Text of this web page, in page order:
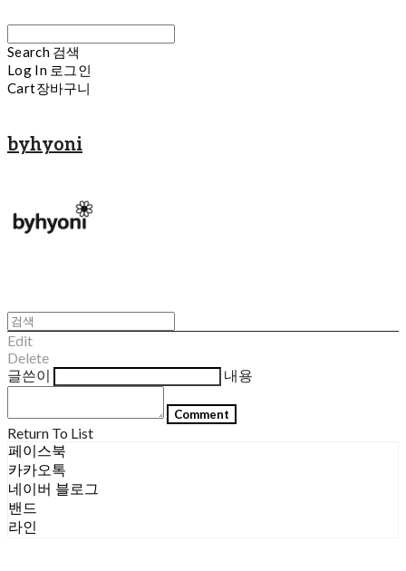
Search 검색
Log In 로그인
Cart장바구니
byhyoni
Edit
Delete
글쓴이
내용
Comment
Return To List
페이스북
카카오톡
네이버 블로그
밴드
라인